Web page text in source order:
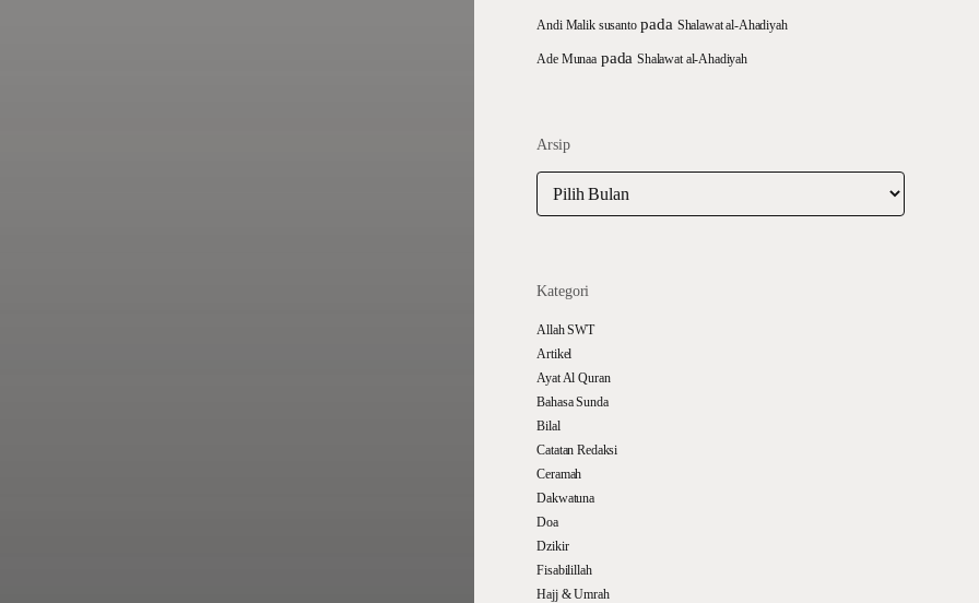
Andi Malik susantopada Shalawat al-Ahadiyah
Ade Munaa padaShalawat al-Ahadiyah
Arsip
Kategori
Allah SWT
Artikel
Ayat Al Quran
Bahasa Sunda
Bilal
Catatan Redaksi
Ceramah
Dakwatuna
Doa
Dzikir
Fisabilillah
Hajj & Umrah